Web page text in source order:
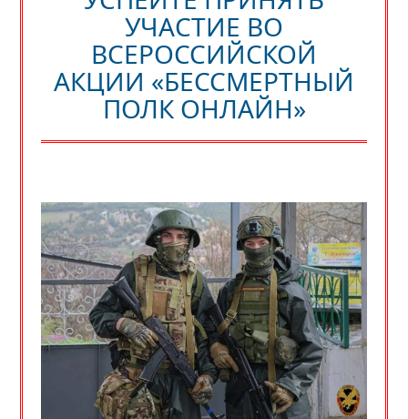
УЧАСТИЕ ВО
ВСЕРОССИЙСКОЙ
АКЦИИ «БЕССМЕРТНЫЙ
ПОЛК ОНЛАЙН»